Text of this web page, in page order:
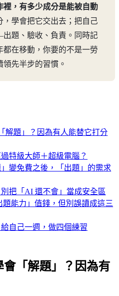
裡，有多少成分是能被自動
，學會把它交出去；把自己
題、驗收、負責。同時記
在移動，你要的不是一勞
先半步的習慣。
解題」？因為有人能替它打分
特級大師＋超級電腦？
變免費之後，「出題」的需求
把「AI 還不會」當成安全區
題能力」值錢，但別誤讀成這三
自己一週，做四個練習
「解題」？因為有